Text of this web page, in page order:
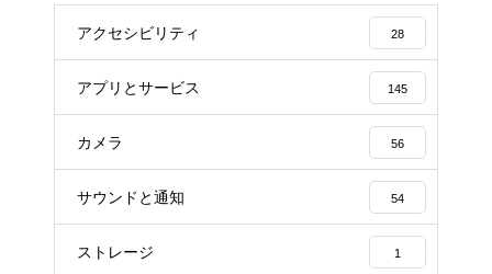
アクセシビリティ 28
アプリとサービス 145
カメラ 56
サウンドと通知 54
ストレージ 1